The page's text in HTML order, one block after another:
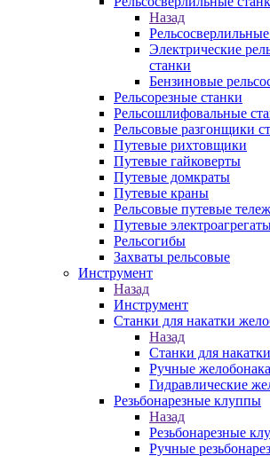
Назад
Электрические
станки
Бензиновые
Рельсорезные станки
Рельсошлифовальные
Рельсовые разгонщики
Путевые рихтовщики
Путевые гайковерты
Путевые домкраты
Путевые краны
Рельсовые путевые
Путевые
Рельсогибы
Захваты рельсовые
Инструмент
Назад
Инструмент
Станки для накатки
Назад
Станки для
Ручные
Гидравлические
Резьбонарезные клуппы
Назад
Резьбонарезные
Ручные